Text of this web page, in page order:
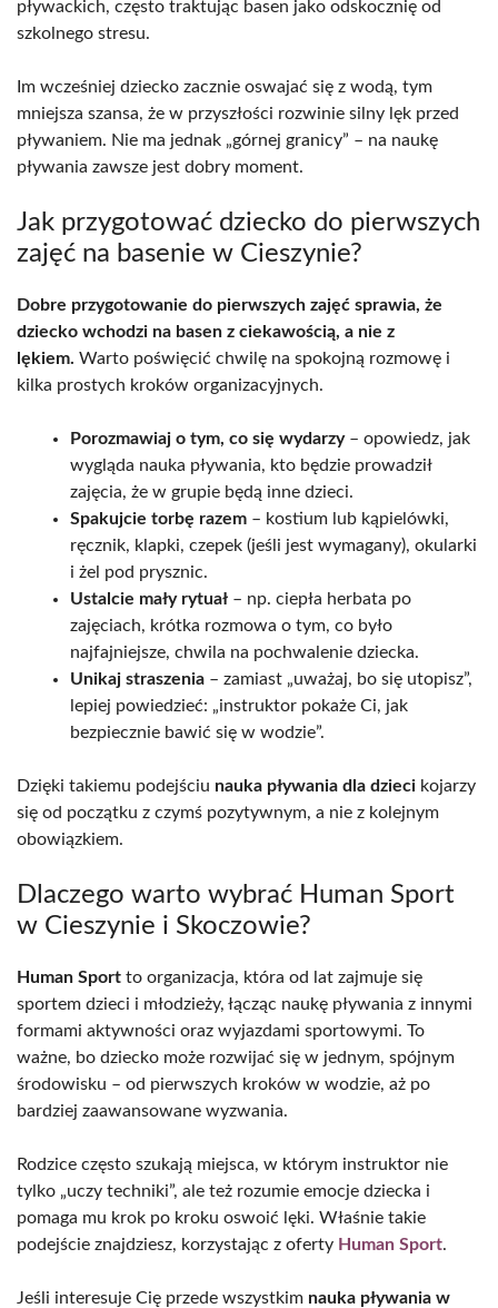
pływackich, często traktując basen jako odskocznię od
szkolnego stresu.
Im wcześniej dziecko zacznie oswajać się z wodą, tym
mniejsza szansa, że w przyszłości rozwinie silny lęk przed
pływaniem. Nie ma jednak „górnej granicy” – na naukę
pływania zawsze jest dobry moment.
Jak przygotować dziecko do pierwszych
zajęć na basenie w Cieszynie?
Dobre przygotowanie do pierwszych zajęć sprawia, że
dziecko wchodzi na basen z ciekawością, a nie z
lękiem. Warto poświęcić chwilę na spokojną rozmowę i
kilka prostych kroków organizacyjnych.
Porozmawiaj o tym, co się wydarzy– opowiedz, jak
wygląda nauka pływania, kto będzie prowadził
zajęcia, że w grupie będą inne dzieci.
Spakujcie torbę razem – kostium lub kąpielówki,
ręcznik, klapki, czepek (jeśli jest wymagany), okularki
i żel pod prysznic.
Ustalcie mały rytuał – np. ciepła herbata po
zajęciach, krótka rozmowa o tym, co było
najfajniejsze, chwila na pochwalenie dziecka.
Unikaj straszenia – zamiast „uważaj, bo się utopisz”,
lepiej powiedzieć: „instruktor pokaże Ci, jak
bezpiecznie bawić się w wodzie”.
Dzięki takiemu podejściu nauka pływania dla dzieci kojarzy
się od początku z czymś pozytywnym, a nie z kolejnym
obowiązkiem.
Dlaczego warto wybrać Human Sport
w Cieszynie i Skoczowie?
Human Sport to organizacja, która od lat zajmuje się
sportem dzieci i młodzieży, łącząc naukę pływania z innymi
formami aktywności oraz wyjazdami sportowymi. To
ważne, bo dziecko może rozwijać się w jednym, spójnym
środowisku – od pierwszych kroków w wodzie, aż po
bardziej zaawansowane wyzwania.
Rodzice często szukają miejsca, w którym instruktor nie
tylko „uczy techniki”, ale też rozumie emocje dziecka i
pomaga mu krok po kroku oswoić lęki. Właśnie takie
podejście znajdziesz, korzystając z oferty Human Sport.
Jeśli interesuje Cię przede wszystkim nauka pływania w